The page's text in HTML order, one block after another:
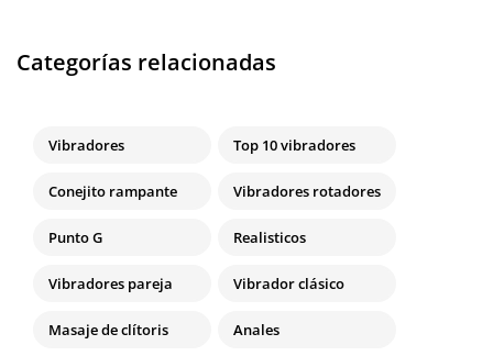
Categorías relacionadas
Vibradores Top 10 vibradores
Conejito rampante Vibradores rotadores
Punto G Realisticos
Vibradores pareja Vibrador clásico
Masaje de clítoris Anales